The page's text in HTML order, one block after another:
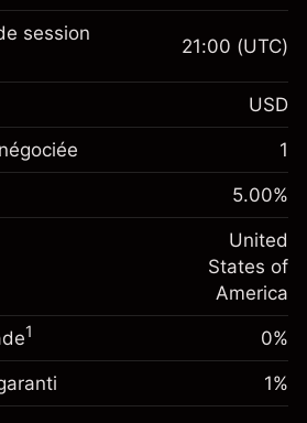
fonds de
totale de la
-0.021568
%
(-$4.31)
avec effet de levier
avec effet de levier
$1,000.00
-0.000654
%
(-$0.13)
avec effet de levier
avec effet de levier
session
21:00 (UTC)
USD
1
5.00%
United
States of
America
1 0%
1%